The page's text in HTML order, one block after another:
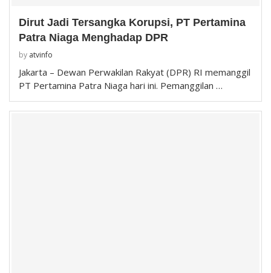
Dirut Jadi Tersangka Korupsi, PT Pertamina
Patra Niaga Menghadap DPR
by atvinfo
Jakarta – Dewan Perwakilan Rakyat (DPR) RI memanggil
PT Pertamina Patra Niaga hari ini. Pemanggilan …